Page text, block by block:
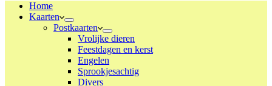
Home
Kaarten
Postkaarten
Vrolijke dieren
Feestdagen en kerst
Engelen
Sprookjesachtig
Divers